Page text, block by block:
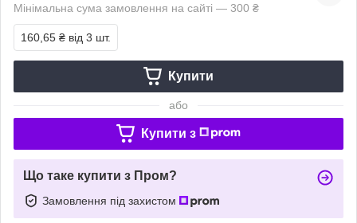
Мінімальна сума замовлення на сайті — 300 ₴
160,65 ₴ від 3 шт.
Купити
або
Купити з
Що таке купити з Пром?
Замовлення під захистом